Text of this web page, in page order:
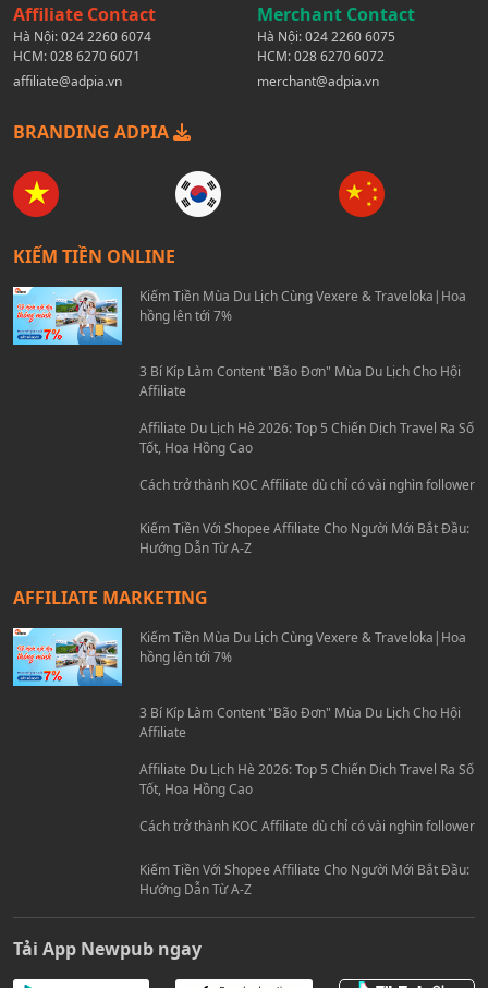
Affiliate Contact
Hà Nội:024 2260 6074
HCM:028 6270 6071
affiliate@adpia.vn
Merchant Contact
Hà Nội:024 2260 6075
HCM:028 6270 6072
merchant@adpia.vn
BRANDING ADPIA
KIẾM TIỀN ONLINE
Kiếm Tiền Mùa Du Lịch Cùng Vexere & Traveloka|Hoa
hồng lên tới 7%
3 Bí Kíp Làm Content "Bão Đơn" Mùa Du Lịch Cho Hội
Affiliate
Affiliate Du Lịch Hè 2026: Top 5 Chiến Dịch Travel Ra Số
Tốt, Hoa Hồng Cao
Cách trở thành KOC Affiliate dù chỉ có vài nghìn follower
Hướng Dẫn Từ A-Z
AFFILIATE MARKETING
hồng lên tới 7%
3 Bí Kíp Làm Content "Bão Đơn" Mùa Du Lịch Cho Hội
Affiliate Du Lịch Hè 2026: Top 5 Chiến Dịch Travel Ra Số
Tốt, Hoa Hồng Cao